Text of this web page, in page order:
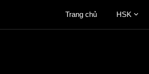
Trang chủ HSK